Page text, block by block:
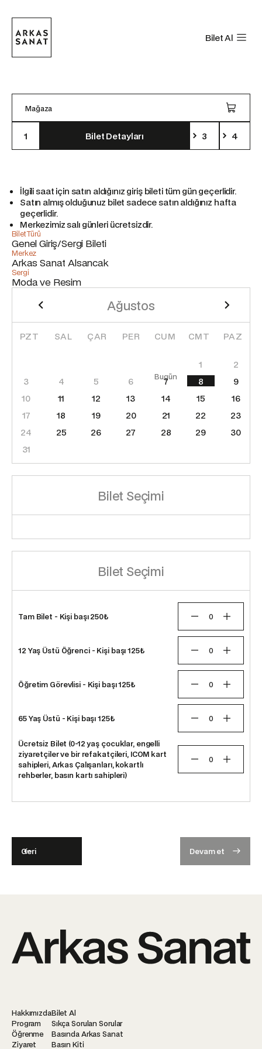
Bilet Al
Mağaza
1 Bilet Detayları 3 4
İlgili saat için satın aldığınız giriş bileti tüm gün geçerlidir.
Satın almış olduğunuz bilet sadece satın aldığınız hafta
geçerlidir.
Merkezimiz salı günleri ücretsizdir.
Bilet Türü
Genel Giriş/Sergi Bileti
Merkez
Arkas Sanat Alsancak
Sergi
Moda ve Resim
Ağustos
PZT
SAL ÇAR PER CUM CMT PAZ
1
2
3
4 5 6 7 8
9
10
11 12 13 14 15
16
17
18 19 20 21 22
23
24
25 26 27 28 29
30
31
Bilet Seçimi
Bilet Seçimi
Tam Bilet - Kişi başı250₺
12 Yaş Üstü Öğrenci- Kişi başı125₺
Öğretim Görevlisi- Kişi başı125₺
65 Yaş Üstü - Kişi başı125₺
Ücretsiz Bilet (0-12 yaş çocuklar, engelli
ziyaretçiler ve bir refakatçileri, ICOM kart
sahipleri, Arkas Çalışanları, kokartlı
rehberler, basın kartı sahipleri)
Geri Devam et
Hakkımızda
Program
Öğrenme
Ziyaret
Bilet Al
Sıkça Sorulan Sorular
Basında Arkas Sanat
Basın Kiti